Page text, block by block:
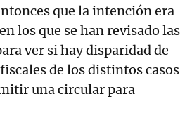
que la intención era
los que se han revisado las
ver si hay disparidad de
de los distintos casos
una circular para